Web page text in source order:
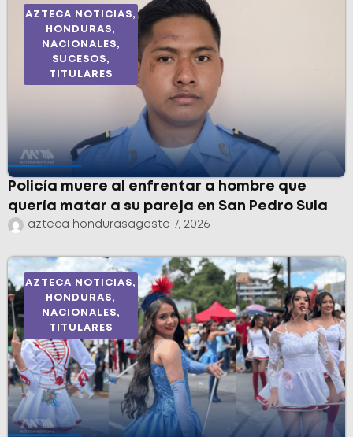
AZTECA NOTICIAS,
HONDURAS,
NACIONALES,
SUCESOS,
TITULARES
Policía muere al enfrentar a hombre que
quería matar a su pareja en San Pedro Sula
azteca hondurasagosto 7, 2026
AZTECA NOTICIAS,
HONDURAS,
NACIONALES,
TITULARES